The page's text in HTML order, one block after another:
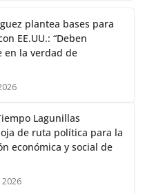
plantea bases para
EE.UU.: “Deben
en la verdad de
Lagunillas
de ruta política para la
económica y social de